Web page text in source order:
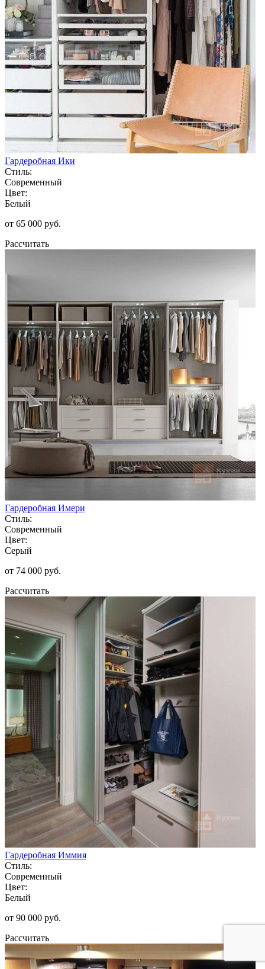
Гардеробная Ики
Стиль:
Современный
Цвет:
Белый
от 65 000 руб.
Рассчитать
Гардеробная Имери
Стиль:
Современный
Цвет:
Серый
от 74 000 руб.
Рассчитать
Гардеробная Иммия
Стиль:
Современный
Цвет:
Белый
от 90 000 руб.
Рассчитать